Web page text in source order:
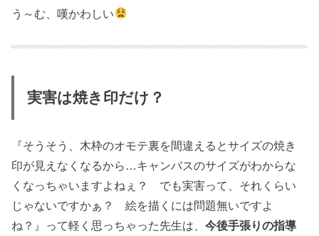
う～む、嘆かわしい
実害は焼き印だけ？
『そうそう、木枠のオモテ裏を間違えるとサイズの焼き
印が見えなくなるから…キャンバスのサイズがわからな
くなっちゃいますよねぇ？ でも実害って、それくらい
じゃないですかぁ？ 絵を描くには問題無いですよ
ね？』って軽く思っちゃった先生は、今後手張りの指導